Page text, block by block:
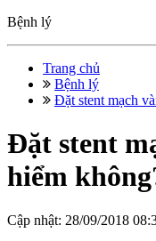
Bệnh lý
Trang chủ
Bệnh lý
Đặt stent mạch
Đặt stent
hiểm
Cập nhật: 28/09/2018